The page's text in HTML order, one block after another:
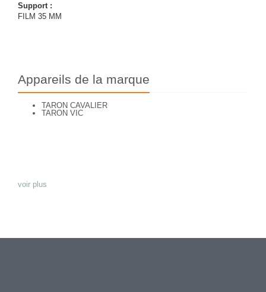
Support :
FILM 35 MM
Appareils de la marque
TARON CAVALIER
TARON VIC
voir plus